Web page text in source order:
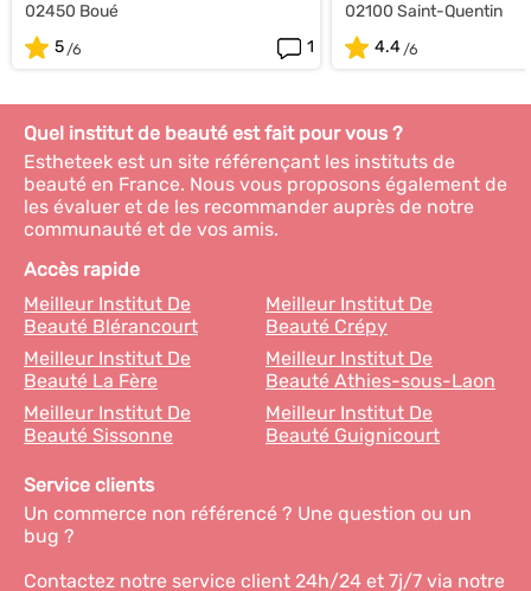
02450 Boué
5
1
02100 Saint-Quentin
4.4
Quel institut de beauté est fait pour vous ?
Estheteek est un site référençant les instituts de
beauté en France. Nous vous proposons également de
les évaluer et de les recommander auprès de notre
communauté et de vos amis.
Accès rapide
Meilleur Institut De
Beauté Blérancourt
Meilleur Institut De
Beauté Crépy
Meilleur Institut De
Beauté La Fère
Meilleur Institut De
Beauté Athies-sous-Laon
Meilleur Institut De
Beauté Sissonne
Meilleur Institut De
Beauté Guignicourt
Service clients
Un commerce non référencé ? Une question ou un
bug ?
Contactez notre service client 24h/24 et 7j/7 via notre